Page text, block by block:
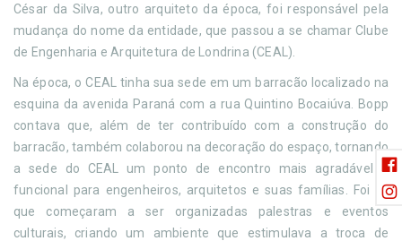
César da Silva, outro arquiteto da época, foi responsável pela
mudança do nome da entidade, que passou a se chamar Clube
de Engenharia e Arquitetura de Londrina (CEAL).
Na época, o CEAL tinha sua sede em um barracão localizado na
esquina da avenida Paraná com a rua Quintino Bocaiúva. Bopp
contava que, além de ter contribuído com a construção do
barracão, também colaborou na decoração do espaço, tornando
a sede do CEAL um ponto de encontro mais agradável e
funcional para engenheiros, arquitetos e suas famílias. Foi ali
que começaram a ser organizadas palestras e eventos
culturais, criando um ambiente que estimulava a troca de